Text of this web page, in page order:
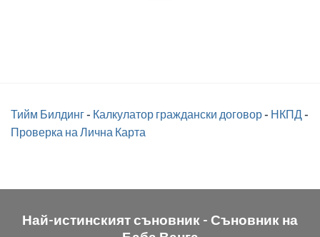
Тийм Билдинг- Калкулатор граждански договор- НКПД -
Проверка на Лична Карта
Най-истинският съновник - Съновник на